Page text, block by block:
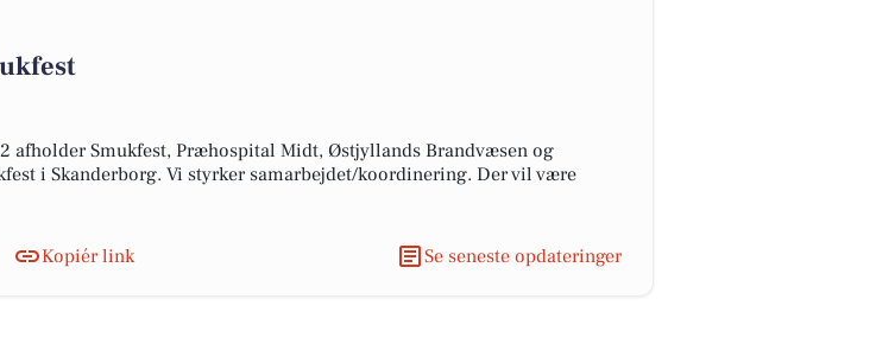
afholder Smukfest, Præhospital Midt, Østjyllands Brandvæsen og
i Skanderborg. Vi styrker samarbejdet/koordinering. Der vil være
Kopiér link Se seneste opdateringer